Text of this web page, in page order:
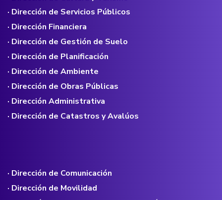
· Dirección de Servicios Públicos
· Dirección Financiera
· Dirección de Gestión de Suelo
· Dirección de Planificación
· Dirección de Ambiente
· Dirección de Obras Públicas
· Dirección Administrativa
· Dirección de Catastros y Avalúos
· Dirección de Comunicación
· Dirección de Movilidad